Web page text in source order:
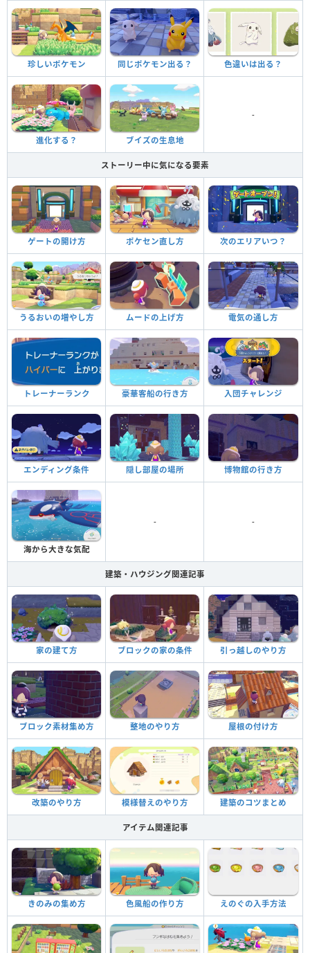
珍しいポケモン 同じポケモン出る？ 色違いは出る？
進化する？ ブイズの生息地
-
ストーリー中に気になる要素
ゲートの開け方 ポケセン直し方 次のエリアいつ？
うるおいの増やし方 ムードの上げ方 電気の通し方
トレーナーランク 豪華客船の行き方 入団チャレンジ
エンディング条件 隠し部屋の場所 博物館の行き方
海から大きな気配
- -
建築・ハウジング関連記事
家の建て方 ブロックの家の条件 引っ越しのやり方
ブロック素材集め方 整地のやり方 屋根の付け方
改築のやり方 模様替えのやり方 建築のコツまとめ
アイテム関連記事
きのみの集め方 色風船の作り方 えのぐの入手方法